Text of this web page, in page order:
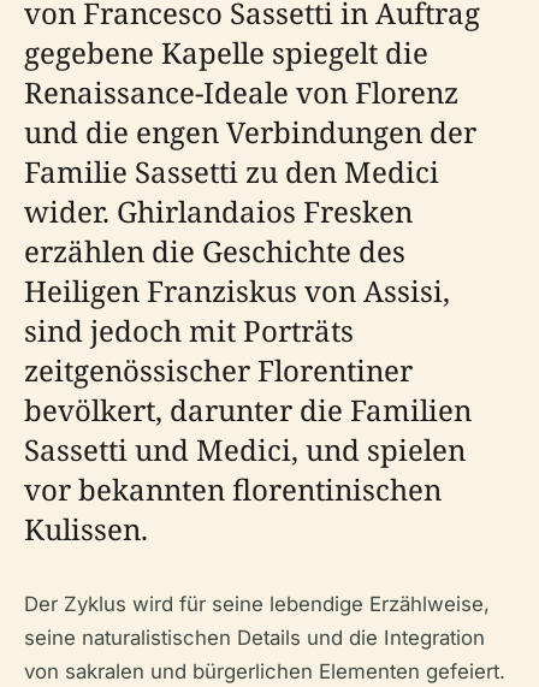
von Francesco Sassetti in Auftrag
gegebene Kapelle spiegelt die
Renaissance-Ideale von Florenz
und die engen Verbindungen der
Familie Sassetti zu den Medici
wider. Ghirlandaios Fresken
erzählen die Geschichte des
Heiligen Franziskus von Assisi,
sind jedoch mit Porträts
zeitgenössischer Florentiner
bevölkert, darunter die Familien
Sassetti und Medici, und spielen
vor bekannten florentinischen
Kulissen.
Der Zyklus wird für seine lebendige Erzählweise,
seine naturalistischen Details und die Integration
von sakralen und bürgerlichen Elementen gefeiert.